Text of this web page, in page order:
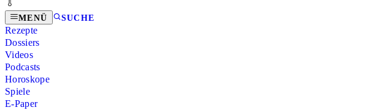
MENÜ SUCHE
Rezepte
Dossiers
Videos
Podcasts
Horoskope
Spiele
E-Paper